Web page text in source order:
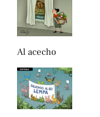
Al acecho